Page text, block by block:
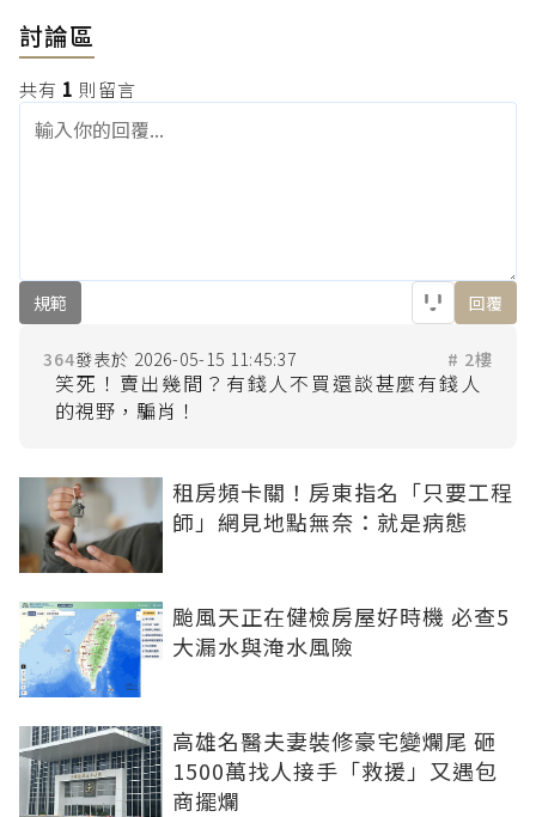
討論區
共有 1 則留言
規範 回覆
364 2026-05-15 11:45:37 # 2樓
笑死！賣出幾間？有錢人不買還談甚麼有錢人
租房頻卡關！房東指名「只要工程
師」網見地點無奈：就是病態
颱風天正在健檢房屋好時機 必查5
大漏水與淹水風險
高雄名醫夫妻裝修豪宅變爛尾 砸
1500萬找人接手「救援」又遇包
商擺爛